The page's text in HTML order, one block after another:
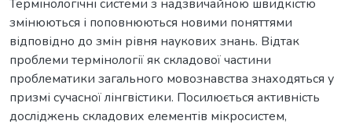
Термінологічні системи з надзвичайною швидкістю
змінюються і поповнюються новими поняттями
відповідно до змін рівня наукових знань. Відтак
проблеми термінології як складової частини
проблематики загального мовознавства знаходяться у
призмі сучасної лінгвістики. Посилюється активність
досліджень складових елементів мікросистем,